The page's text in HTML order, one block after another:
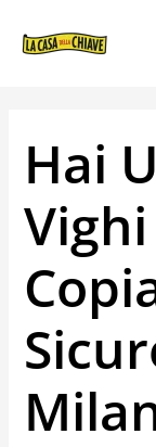
Hai
ARTICOLI